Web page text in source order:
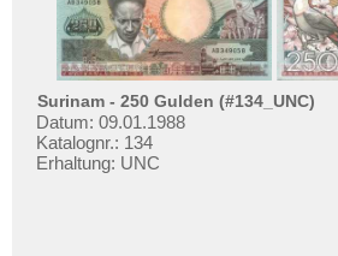
Surinam - 250 Gulden (#134_UNC)
Datum: 09.01.1988
Katalognr.: 134
Erhaltung: UNC